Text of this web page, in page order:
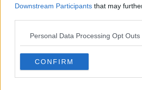
Downstream Participants that may
Personal Data Processing Opt Outs
CONFIRM